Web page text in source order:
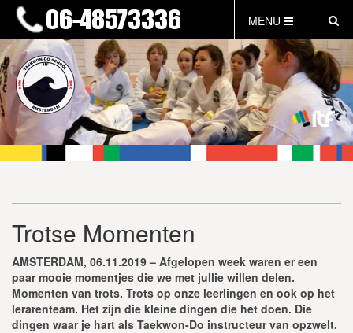
MENU
HOME
NIEUWS
LESTIJDEN & TARIEVEN
INFORMATIE
WAT IS TAEKWON-DO?
FAQ
INLOG LEDEN
GRATIS PROEFLES
Trotse Momenten
AMSTERDAM, 06.11.2019 – Afgelopen week waren er een
paar mooie momentjes die we met jullie willen delen.
Momenten van trots. Trots op onze leerlingen en ook op het
lerarenteam. Het zijn die kleine dingen die het doen. Die
dingen waar je hart als Taekwon-Do instructeur van opzwelt.